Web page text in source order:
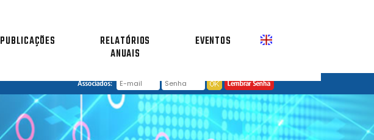
PUBLICAÇÕES
RELATÓRIOS
ANUAIS
EVENTOS